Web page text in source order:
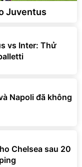
Juventus
vs Inter: Thử
Napoli đã không
Chelsea sau 20